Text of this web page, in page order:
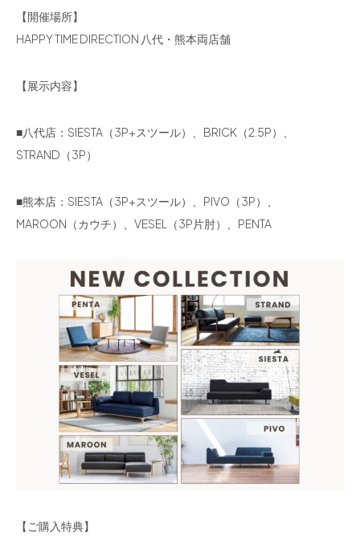
【開催場所】
HAPPY TIME DIRECTION 八代・熊本両店舗
【展示内容】
■八代店：SIESTA（3P+スツール）、BRICK（2.5P）、
STRAND（3P）
■熊本店：SIESTA（3P+スツール）、PIVO（3P）、
MAROON（カウチ）、VESEL（3P片肘）、PENTA
【ご購入特典】